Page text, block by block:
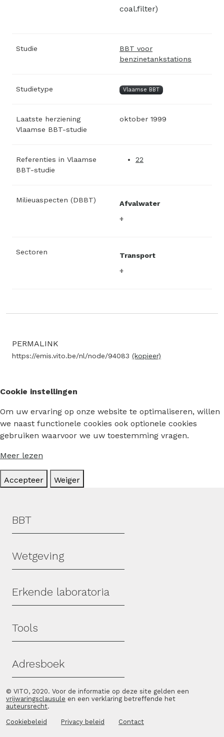
coal.filter)
Studie
BBT voor
benzinetankstations
Studietype Vlaamse BBT
Laatste herziening
Vlaamse BBT-studie
oktober 1999
Referenties in Vlaamse
BBT-studie
22
Milieuaspecten (DBBT) Afvalwater
Sectoren Transport
PERMALINK
https://emis.vito.be/nl/node/94083 (kopieer)
Cookie instellingen
Om uw ervaring op onze website te optimaliseren, willen
we naast functionele cookies ook optionele cookies
gebruiken waarvoor we uw toestemming vragen.
Meer lezen
Accepteer Weiger
Hoofdmenu
BBT
Wetgeving
Erkende laboratoria
Tools
Adresboek
© VITO, 2020. Voor de informatie op deze site gelden een
vrijwaringsclausule en een verklaring betreffende het
auteursrecht.
Cookiebeleid Privacy beleid Contact